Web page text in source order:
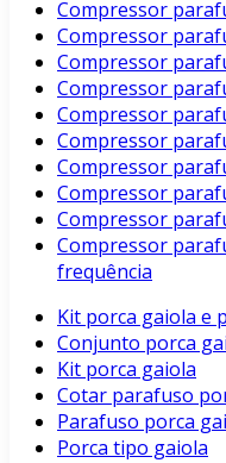
Compressor
Compressor
Compressor
Compressor
Compressor
Compressor
Compressor
Compressor
Compressor
Compressor
frequência
Kit porca gaiola e
Conjunto porca
Kit porca gaiola
Cotar parafuso
Parafuso porca
Porca tipo gaiola